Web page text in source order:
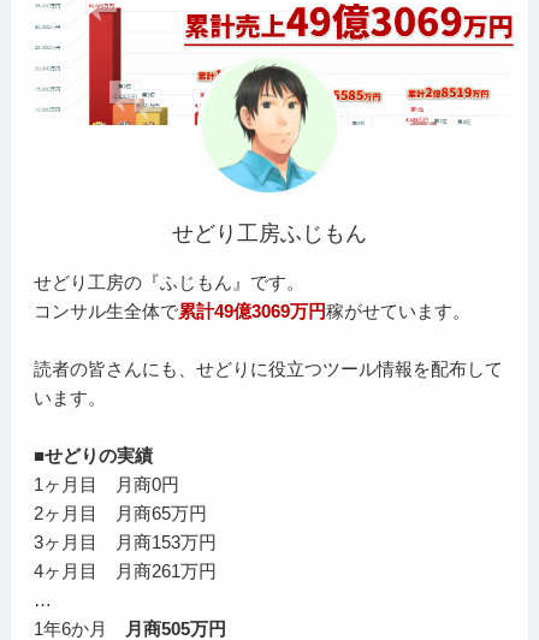
せどり工房ふじもん
せどり工房の『ふじもん』です。
コンサル生全体で累計49億3069万円稼がせています。
読者の皆さんにも、せどりに役立つツール情報を配布して
います。
■せどりの実績
1ヶ月目 月商0円
2ヶ月目 月商65万円
3ヶ月目 月商153万円
4ヶ月目 月商261万円
…
1年6か月
月商505万円